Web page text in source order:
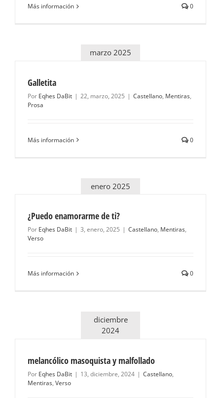
Más información 0
marzo 2025
Galletita
Por Eqhes DaBit | 22, marzo, 2025 | Castellano, Mentiras,
Prosa
Más información 0
enero 2025
¿Puedo enamorarme de ti?
Por Eqhes DaBit | 3, enero, 2025 | Castellano, Mentiras,
Verso
Más información 0
diciembre
2024
melancólico masoquista y malfollado
Por Eqhes DaBit | 13, diciembre, 2024 | Castellano,
Mentiras, Verso